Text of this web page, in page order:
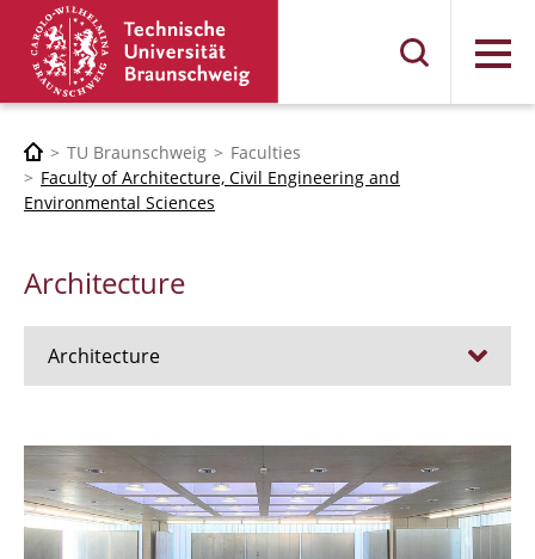
Menu
TU Braunschweig
Faculties
Faculty of Architecture, Civil Engineering and
Environmental Sciences
Architecture
Architecture
Admission procedure 2024
Bachelor Architecture